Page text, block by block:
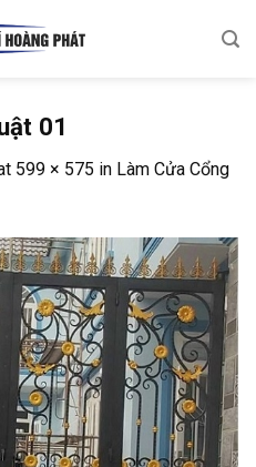
01
599 × 575 in Làm Cửa Cổng